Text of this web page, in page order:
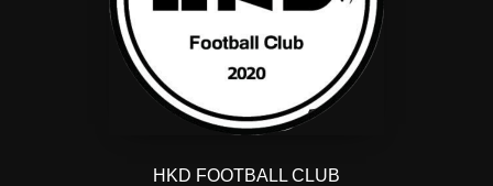
HKD FOOTBALL CLUB